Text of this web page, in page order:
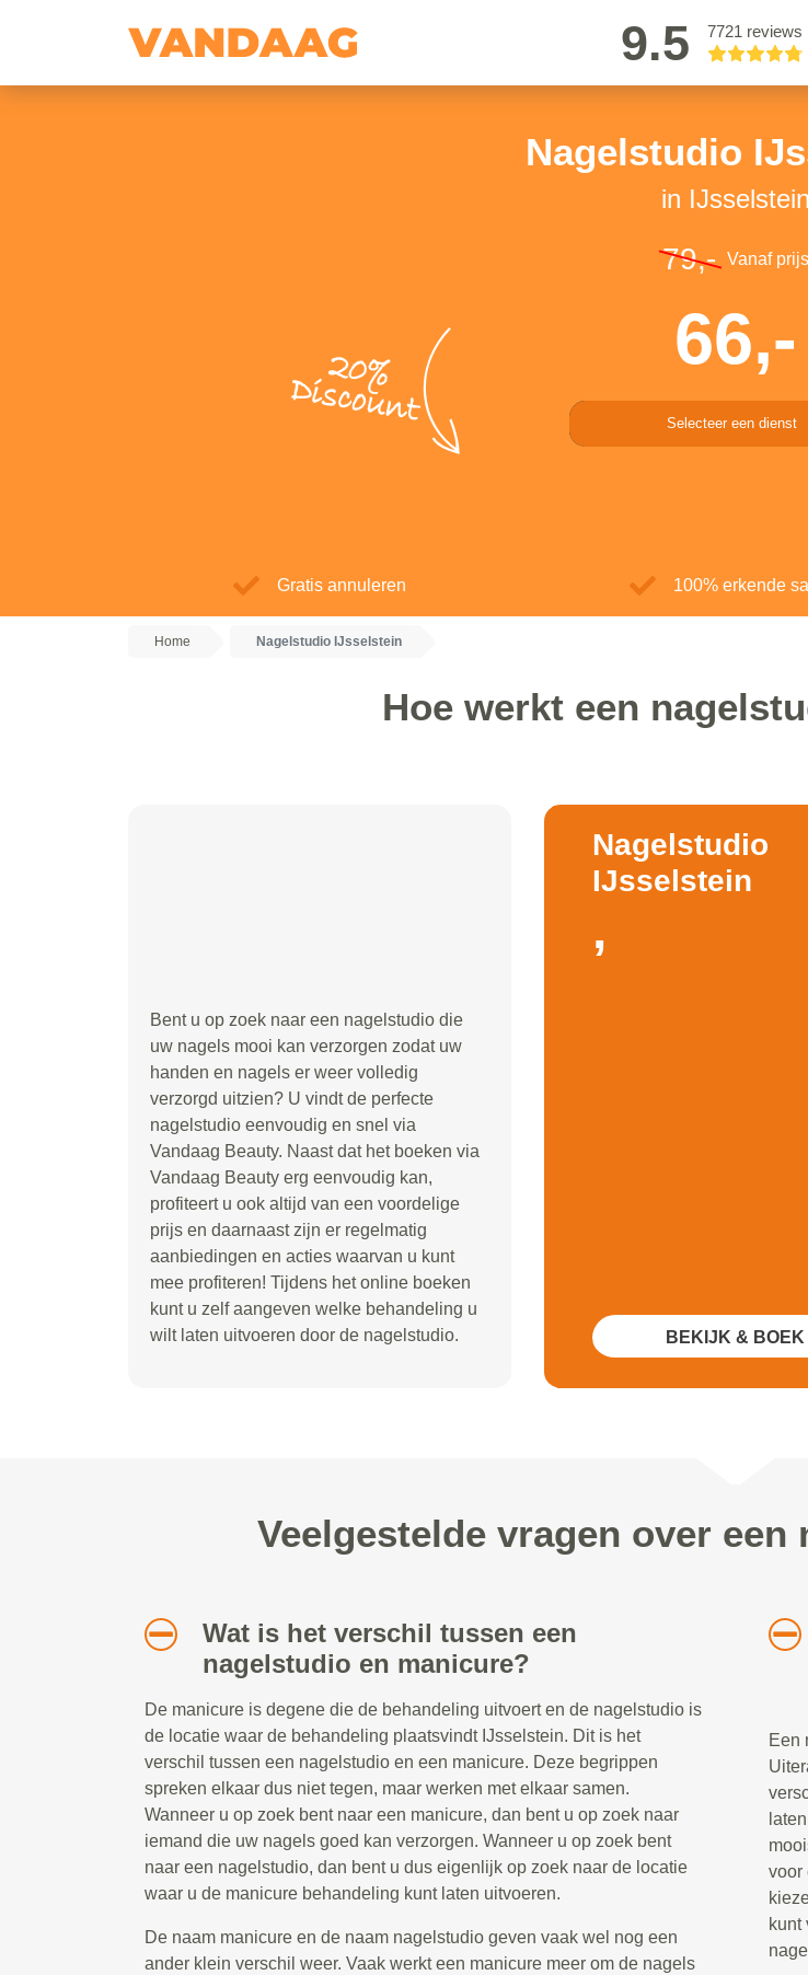
9.5 7721 reviews
Nagelstudio
in IJsselstein
20%
Discount
79,- Vanaf prijs
66,-
Selecteer een dienst
Gratis annuleren 100% erkende
Home Nagelstudio IJsselstein
Hoe werkt een
Bent u op zoek naar een nagelstudio die
uw nagels mooi kan verzorgen zodat uw
handen en nagels er weer volledig
verzorgd uitzien? U vindt de perfecte
nagelstudio eenvoudig en snel via
Vandaag Beauty. Naast dat het boeken via
Vandaag Beauty erg eenvoudig kan,
profiteert u ook altijd van een voordelige
prijs en daarnaast zijn er regelmatig
aanbiedingen en acties waarvan u kunt
mee profiteren! Tijdens het online boeken
kunt u zelf aangeven welke behandeling u
wilt laten uitvoeren door de nagelstudio.
Nagelstudio
IJsselstein
,
BEKIJK & BOEK
Veelgestelde vragen over
Wat is het verschil tussen een
nagelstudio en manicure?
De manicure is degene die de behandeling uitvoert en de nagelstudio is
de locatie waar de behandeling plaatsvindt IJsselstein. Dit is het
verschil tussen een nagelstudio en een manicure. Deze begrippen
spreken elkaar dus niet tegen, maar werken met elkaar samen.
Wanneer u op zoek bent naar een manicure, dan bent u op zoek naar
iemand die uw nagels goed kan verzorgen. Wanneer u op zoek bent
naar een nagelstudio, dan bent u dus eigenlijk op zoek naar de locatie
waar u de manicure behandeling kunt laten uitvoeren.
De naam manicure en de naam nagelstudio geven vaak wel nog een
ander klein verschil weer. Vaak werkt een manicure meer om de nagels
Een
voor
kunt